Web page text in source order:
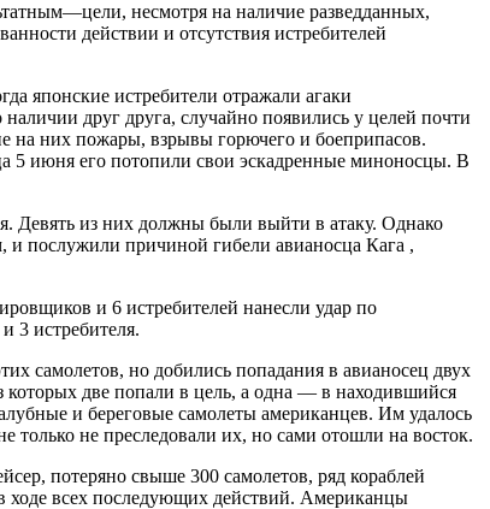
несмотря на наличие разведданных,
действии и отсутствия истребителей
японские истребители отражали агаки
друг друга, случайно появились у целей почти
на них пожары, взрывы горючего и боеприпасов.
5 июня его потопили свои эскадренные миноносцы. В
Девять из них должны были выйти в атаку. Однако
и послужили причиной гибели авианосца Кага ,
и 6 истребителей нанесли удар по
3 истребителя.
самолетов, но добились попадания в авианосец двух
две попали в цель, а одна — в находившийся
и береговые самолеты американцев. Им удалось
только не преследовали их, но сами отошли на восток.
потеряно свыше 300 самолетов, ряд кораблей
ходе всех последующих действий. Американцы